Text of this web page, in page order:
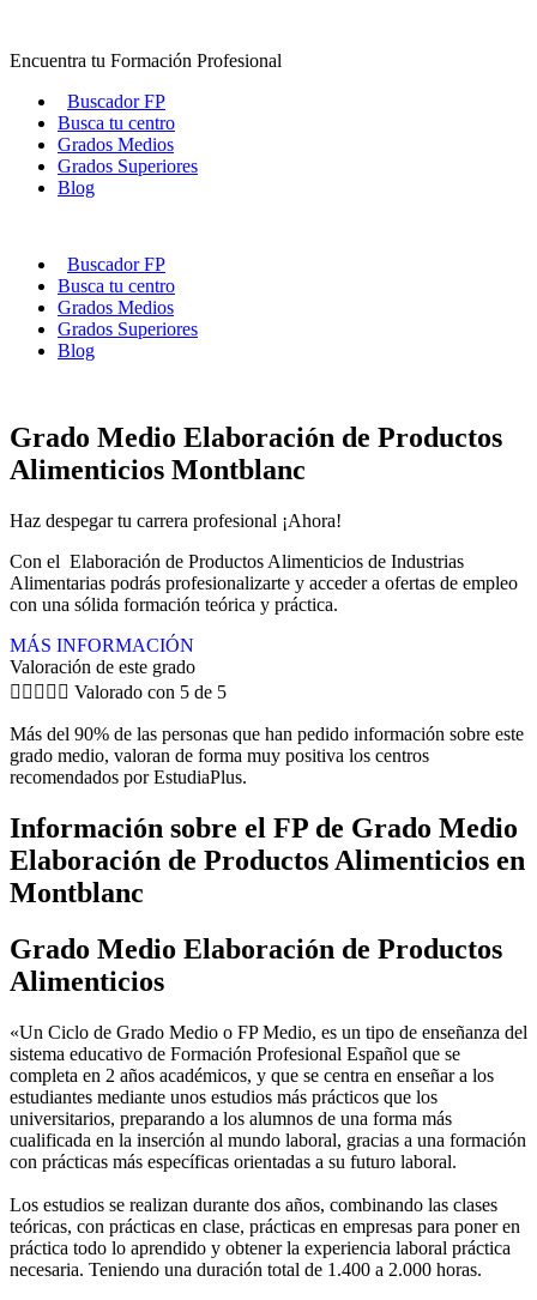
contenido
Encuentra tu Formación Profesional
Buscador FP
Busca tu centro
Grados Medios
Grados Superiores
Blog
Buscador FP
Busca tu centro
Grados Medios
Grados Superiores
Blog
Grado Medio Elaboración de Productos
Alimenticios Montblanc
Haz despegar tu carrera profesional ¡Ahora!
Con el Elaboración de Productos Alimenticios de Industrias
Alimentarias podrás profesionalizarte y acceder a ofertas de empleo
con una sólida formación teórica y práctica.
MÁS INFORMACIÓN
Valoración de este grado
     Valorado con 5 de 5
Más del 90% de las personas que han pedido información sobre este
grado medio, valoran de forma muy positiva los centros
recomendados por EstudiaPlus.
Información sobre el FP de Grado Medio
Elaboración de Productos Alimenticios en
Montblanc
Grado Medio Elaboración de Productos
Alimenticios
«Un Ciclo de Grado Medio o FP Medio, es un tipo de enseñanza del
sistema educativo de Formación Profesional Español que se
completa en 2 años académicos, y que se centra en enseñar a los
estudiantes mediante unos estudios más prácticos que los
universitarios, preparando a los alumnos de una forma más
cualificada en la inserción al mundo laboral, gracias a una formación
con prácticas más específicas orientadas a su futuro laboral.
Los estudios se realizan durante dos años, combinando las clases
teóricas, con prácticas en clase, prácticas en empresas para poner en
práctica todo lo aprendido y obtener la experiencia laboral práctica
necesaria. Teniendo una duración total de 1.400 a 2.000 horas.